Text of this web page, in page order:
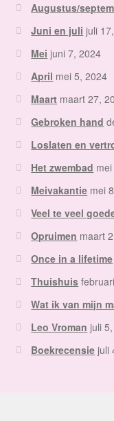
Augustus/
Juni en juli juli
Mei juni 7, 2024
April mei 5, 2024
Maart maart 27,
Gebroken hand
Loslaten en
Het zwembad
Meivakantie mei
Veel te veel
Opruimen maart
Once in a lifetime
Thuishuis
Wat ik van mijn
Leo Vroman juli
Boekrecensie juli